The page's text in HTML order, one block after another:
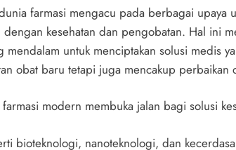
farmasi mengacu pada berbagai
dengan kesehatan dan pengobatan. Hal ini
mendalam untuk menciptakan solusi medis
obat baru tetapi juga mencakup
farmasi modern membuka jalan bagi solusi
bioteknologi, nanoteknologi, dan